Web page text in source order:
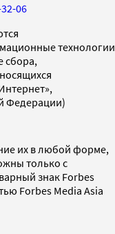
06
технологии
сбора,
Федерации)
их в любой форме,
только с
знак Forbes
Forbes Media Asia